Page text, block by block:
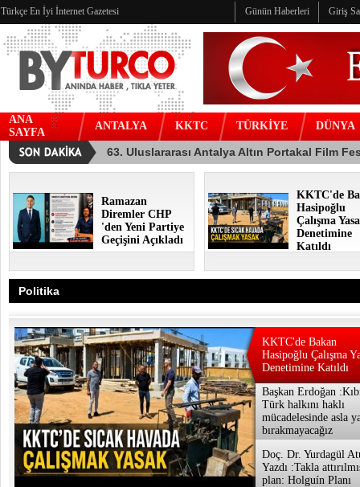
Türkçe En İyi İnternet Gazetesi Günün Haberleri Giriş
ANA
SAYFA
ANTALYA KKTC TÜRKİYE DÜNYA
Ramazan
Diremler CHP
'den Yeni Partiye
Geçişini Açıkladı
KKTC'de
Hasipoğlu
Çalışma
Denetimine
Katıldı
Politika
KKTC'de Bakan
Hasipoğlu Çalışma
Denetimine Katıldı
Başkan Erdoğan
Türk halkını haklı
mücadelesinde asla
bırakmayacağız
Doç. Dr. Yurdagül
Yazdı :Takla
plan: Holguín Planı